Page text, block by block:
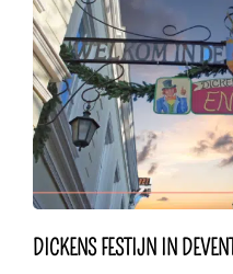
DICKENS FESTIJN IN